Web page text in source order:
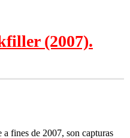
(2007).
fines de 2007, son capturas